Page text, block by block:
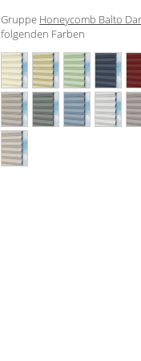
Gruppe Honeycomb Balto
folgenden Farben